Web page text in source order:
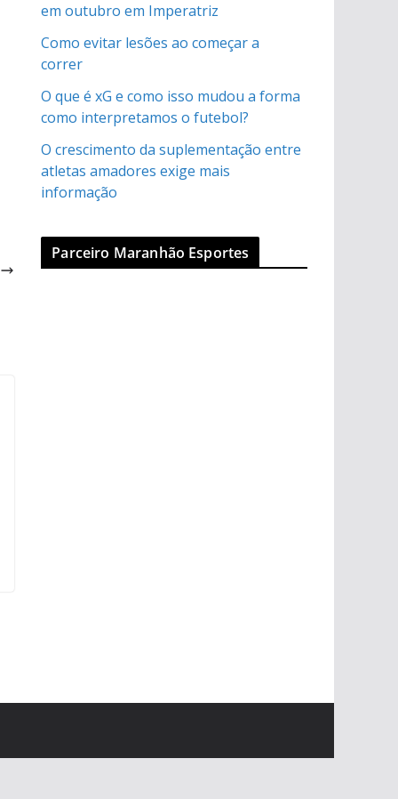
em outubro em Imperatriz
Como evitar lesões ao começar a
correr
O que é xG e como isso mudou a forma
como interpretamos o futebol?
O crescimento da suplementação entre
atletas amadores exige mais
informação
Parceiro Maranhão Esportes